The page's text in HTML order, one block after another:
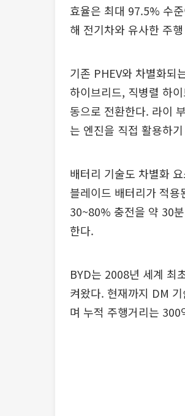
효율은 최대 97.5% 수
해 전기차와 유사한 주
기존 PHEV와 차별화되
하이브리드, 직병렬 하
동으로 전환한다. 라이
는 엔진을 직접 활용하
배터리 기술도 차별화
블레이드 배터리가 적
30~80% 충전을 약 30
한다.
BYD는 2008년 세계 최
켜왔다. 현재까지 DM
며 누적 주행거리는